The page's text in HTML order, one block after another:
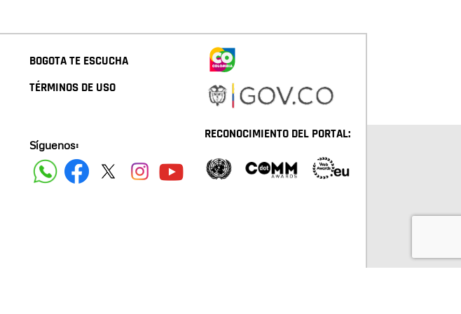
BOGOTA TE ESCUCHA
TÉRMINOS DE USO
Síguenos:
RECONOCIMIENTO DEL PORTAL: